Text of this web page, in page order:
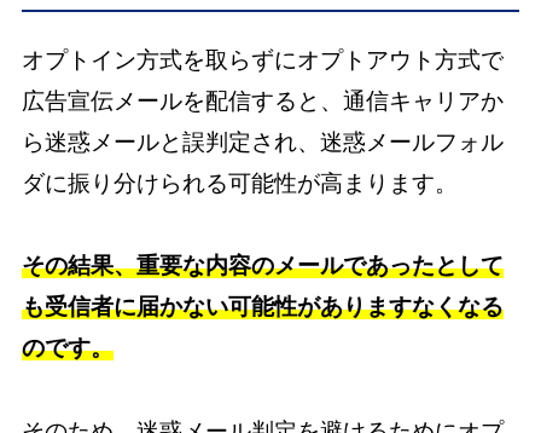
オプトイン方式を取らずにオプトアウト方式で
広告宣伝メールを配信すると、通信キャリアか
ら迷惑メールと誤判定され、迷惑メールフォル
ダに振り分けられる可能性が高まります。
その結果、重要な内容のメールであったとして
も受信者に届かない可能性がありますなくなる
のです。